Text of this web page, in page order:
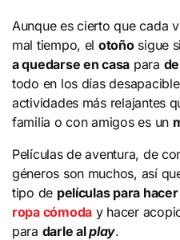
Aunque es cierto que cada
mal tiempo, el otoñosigue
a quedarse en casa para
todo en los días
actividades más relajantes
familia o con amigos es un
Películas de aventura, de
géneros son muchos, así
tipo de películas para
ropa cómoda y hacer
para darle alplay.